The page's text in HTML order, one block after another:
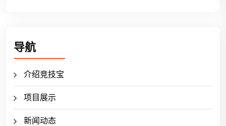
导航
介绍竞技宝
项目展示
新闻动态